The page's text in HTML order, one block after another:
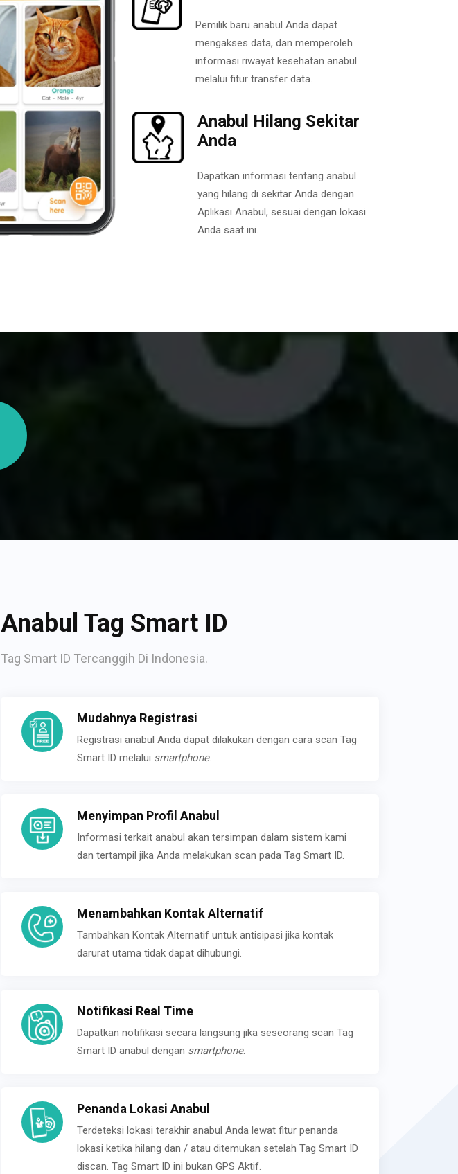
Pemilik baru anabul Anda dapat
mengakses data, dan memperoleh
informasi riwayat kesehatan anabul
melalui fitur transfer data.
Anabul Hilang Sekitar
Anda
Dapatkan informasi tentang anabul
yang hilang di sekitar Anda dengan
Aplikasi Anabul, sesuai dengan lokasi
Anda saat ini.
Anabul Tag Smart ID
Tag Smart ID Tercanggih Di Indonesia.
Mudahnya Registrasi
Registrasi anabul Anda dapat dilakukan dengan cara scan Tag
Smart ID melalui smartphone.
Menyimpan Profil Anabul
Informasi terkait anabul akan tersimpan dalam sistem kami
dan tertampil jika Anda melakukan scan pada Tag Smart ID.
Menambahkan Kontak Alternatif
Tambahkan Kontak Alternatif untuk antisipasi jika kontak
darurat utama tidak dapat dihubungi.
Notifikasi Real Time
Dapatkan notifikasi secara langsung jika seseorang scan Tag
Smart ID anabul dengan smartphone.
Penanda Lokasi Anabul
Terdeteksi lokasi terakhir anabul Anda lewat fitur penanda
lokasi ketika hilang dan / atau ditemukan setelah Tag Smart ID
discan. Tag Smart ID ini bukan GPS Aktif.